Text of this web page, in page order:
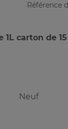
Référence
carton de 15
Neuf